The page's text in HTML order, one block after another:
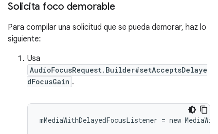
Solicita foco demorable
Para compilar una solicitud que se pueda demorar, haz lo
siguiente:
Usa
AudioFocusRequest.Builder#setAcceptsDelaye
dFocusGain .
mMediaWithDelayedFocusListener = new